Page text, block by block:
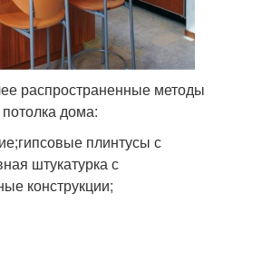
распространенные методы
дома:
плинтусы с
штукатурка с
конструкции;